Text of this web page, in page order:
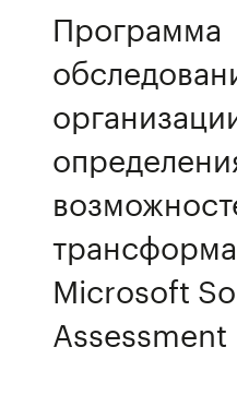
Программа
Microsoft
Assessment